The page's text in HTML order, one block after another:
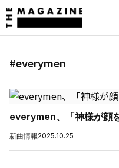
#everymen
everymen、「神様が顔
新曲情報2025.10.25